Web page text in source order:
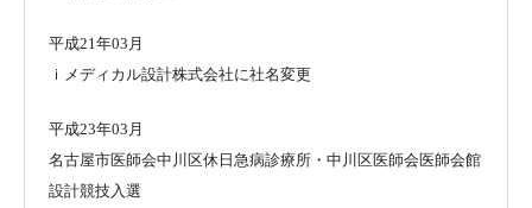
平成21年03月
ｉメディカル設計株式会社に社名変更
平成23年03月
名古屋市医師会中川区休日急病診療所・中川区医師会医師会館
設計競技入選